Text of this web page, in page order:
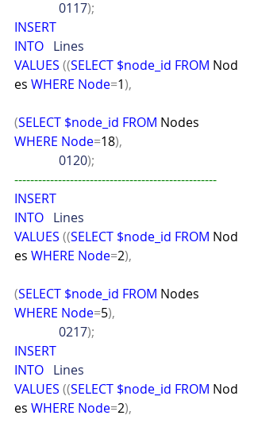
0117);
INSERT
INTO Lines
VALUES ((SELECT $node_id FROM Nod
es WHERE Node=1),
(SELECT $node_id FROM Nodes
WHERE Node=18),
0120);
---------------------------------------------------
INSERT
INTO Lines
VALUES ((SELECT $node_id FROM Nod
es WHERE Node=2),
(SELECT $node_id FROM Nodes
WHERE Node=5),
0217);
INSERT
INTO Lines
VALUES ((SELECT $node_id FROM Nod
es WHERE Node=2),